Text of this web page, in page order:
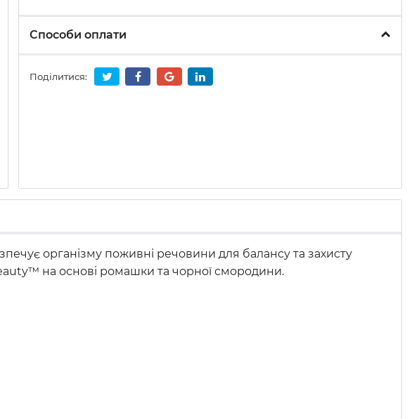
Способи оплати
Поділитися:
організму поживні речовини для балансу та захисту
на основі ромашки та чорної смородини.